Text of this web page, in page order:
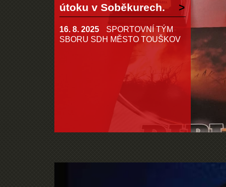
útoku v Soběkurech.
16. 8. 2025
SPORTOVNÍ TÝM
SBORU SDH MĚSTO TOUŠKOV